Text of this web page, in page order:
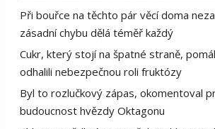
Při bouřce na těchto pár věcí doma
zásadní chybu dělá téměř každý
Cukr, který stojí na špatné straně,
odhalili nebezpečnou roli fruktózy
Byl to rozlučkový zápas, okomentoval
budoucnost hvězdy Oktagonu